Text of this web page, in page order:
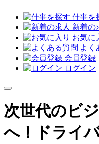
仕事を
新着の
お気に
よく
会員登録
ログイン
次世代のビ
へ！ドライ